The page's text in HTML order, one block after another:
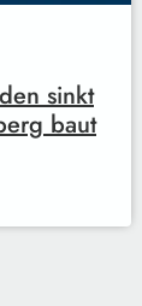
sinkt
baut